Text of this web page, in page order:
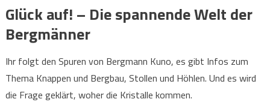
Glück auf! – Die spannende Welt der
Bergmänner
Ihr folgt den Spuren von Bergmann Kuno, es gibt Infos zum
Thema Knappen und Bergbau, Stollen und Höhlen. Und es wird
die Frage geklärt, woher die Kristalle kommen.